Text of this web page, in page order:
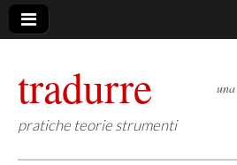
tradurre
pratiche teorie strumenti